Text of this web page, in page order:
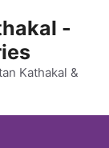
-
Kathakal &